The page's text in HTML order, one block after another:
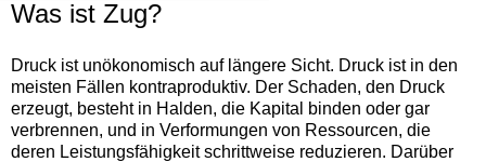
Was ist Zug?
Druck ist unökonomisch auf längere Sicht. Druck ist in den
meisten Fällen kontraproduktiv. Der Schaden, den Druck
erzeugt, besteht in Halden, die Kapital binden oder gar
verbrennen, und in Verformungen von Ressourcen, die
deren Leistungsfähigkeit schrittweise reduzieren. Darüber